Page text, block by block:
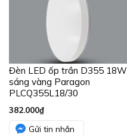
Đèn LED ốp trần D355 18W
sáng vàng Paragon
PLCQ355L18/30
382.000₫
Gửi tin nhắn